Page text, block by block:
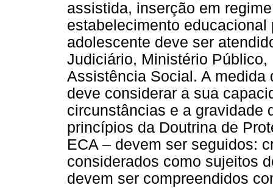
assistida, inserção em
estabelecimento
adolescente deve ser
Judiciário, Ministério
Assistência Social. A
deve considerar a sua
circunstâncias e a gravidade
princípios da Doutrina de
ECA – devem ser seguidos:
considerados como sujeitos
devem ser compreendidos